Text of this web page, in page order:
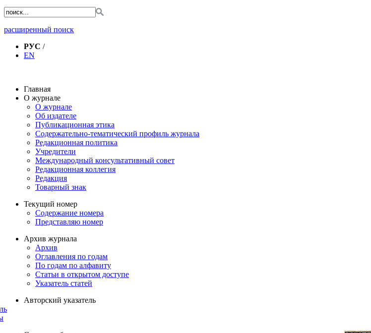
расширенный поиск
РУС /
EN
Главная
О журнале
О журнале
Об издателе
Публикационная этика
Содержательно-тематический профиль журнала
Редакционная политика
Учредители
Международный консультативный совет
Редакционная коллегия
Редакция
Товарный знак
Текущий номер
Содержание номера
Представляю номер
Архив журнала
Архив
Оглавления по годам
По годам по алфавиту
Статьи в открытом доступе
Указатель статей
Авторский указатель